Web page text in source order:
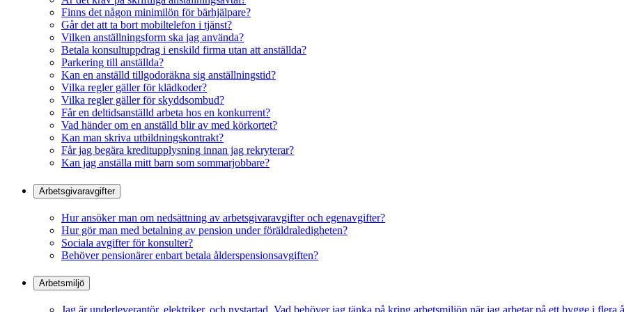
Finns det någon minimilön för bärhjälpare?
Går det att ta bort mobiltelefon i tjänst?
Vilken anställningsform ska jag använda?
Betala konsultuppdrag i enskild firma utan att anställda?
Parkering till anställda?
Kan en anställd tillgodoräkna sig anställningstid?
Vilka regler gäller för klädkoder?
Vilka regler gäller för skyddsombud?
Får en deltidsanställd arbeta hos en konkurrent?
Vad händer om en anställd blir av med körkortet?
Kan man skriva utbildningskontrakt?
Får jag begära kreditupplysning innan jag rekryterar?
Kan jag anställa mitt barn som sommarjobbare?
Arbetsgivaravgifter
Hur ansöker man om nedsättning av arbetsgivaravgifter och egenavgifter?
Hur gör man med betalning av pension under föräldraledigheten?
Sociala avgifter för konsulter?
Behöver pensionärer enbart betala ålderspensionsavgiften?
Arbetsmiljö
Jag är underleverantör, elektriker, och nystartad. Vad behöver jag tänka på kring arbetsmiljön när jag arbetar på ett bygge i flera